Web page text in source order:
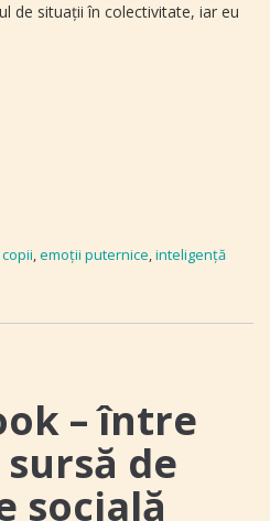
de situaţii în colectivitate, iar eu
copii,emoţii puternice,inteligenţă
– între
de
socială